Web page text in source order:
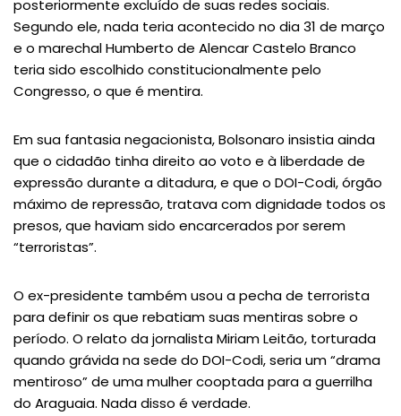
posteriormente excluído de suas redes sociais.
Segundo ele, nada teria acontecido no dia 31 de março
e o marechal Humberto de Alencar Castelo Branco
teria sido escolhido constitucionalmente pelo
Congresso, o que é mentira.
Em sua fantasia negacionista, Bolsonaro insistia ainda
que o cidadão tinha direito ao voto e à liberdade de
expressão durante a ditadura, e que o DOI-Codi, órgão
máximo de repressão, tratava com dignidade todos os
presos, que haviam sido encarcerados por serem
“terroristas”.
O ex-presidente também usou a pecha de terrorista
para definir os que rebatiam suas mentiras sobre o
período. O relato da jornalista Miriam Leitão, torturada
quando grávida na sede do DOI-Codi, seria um “drama
mentiroso” de uma mulher cooptada para a guerrilha
do Araguaia. Nada disso é verdade.